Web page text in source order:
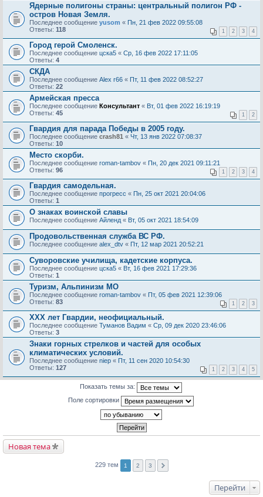
Ядерные полигоны страны: центральный полигон РФ -
остров Новая Земля.
Последнее сообщение yusom « Пн, 21 фев 2022 09:55:08
Ответы: 118 1 2 3 4
Город герой Смоленск.
Последнее сообщение цска5 « Ср, 16 фев 2022 17:11:05
Ответы: 4
СКДА
Последнее сообщение Alex r66 « Пт, 11 фев 2022 08:52:27
Ответы: 22
Армейская пресса
Последнее сообщение Консультант « Вт, 01 фев 2022 16:19:19
Ответы: 45 1 2
Гвардия для парада Победы в 2005 году.
Последнее сообщение crash81 « Чт, 13 янв 2022 07:08:37
Ответы: 10
Место скорби.
Последнее сообщение roman-tambov « Пн, 20 дек 2021 09:11:21
Ответы: 96 1 2 3 4
Гвардия самодельная.
Последнее сообщение прогресс « Пн, 25 окт 2021 20:04:06
Ответы: 1
О знаках воинской славы
Последнее сообщение Айленд « Вт, 05 окт 2021 18:54:09
Продовольственная служба ВС РФ.
Последнее сообщение alex_dtv « Пт, 12 мар 2021 20:52:21
Суворовские училища, кадетские корпуса.
Последнее сообщение цска5 « Вт, 16 фев 2021 17:29:36
Ответы: 1
Туризм, Альпинизм МО
Последнее сообщение roman-tambov « Пт, 05 фев 2021 12:39:06
Ответы: 83 1 2 3
ХХХ лет Гвардии, неофициальный.
Последнее сообщение Туманов Вадим « Ср, 09 дек 2020 23:46:06
Ответы: 3
Знаки горных стрелков и частей для особых
климатических условий.
Последнее сообщение niep « Пт, 11 сен 2020 10:54:30
Ответы: 127 1 2 3 4 5
Показать темы за:
Поле сортировки
Новая тема
229 тем 1 2 3
Перейти